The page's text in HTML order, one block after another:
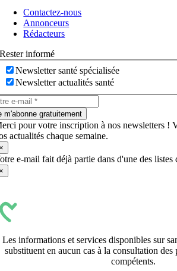
basculeContactez-nous
Annonceurs
Rédacteurs
Rester informé
Newsletter santé spécialisée
Newsletter actualités santé
m'abonne gratuitement
pour votre inscription à nos newsletters !
actualités chaque semaine.
e-mail fait déjà partie dans d'une des
Les informations et services disponibles sur
substituent en aucun cas à la consultation des
compétents.